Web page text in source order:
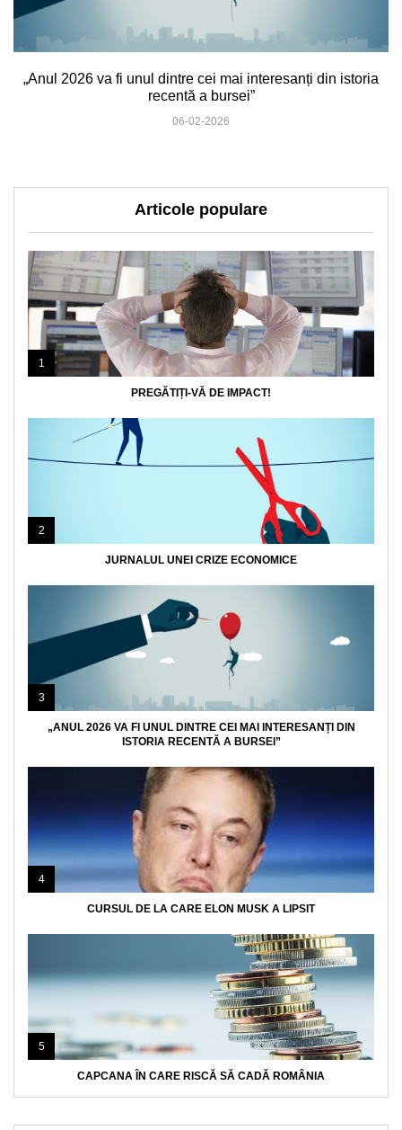
„Anul 2026 va fi unul dintre cei mai interesanți din istoria
recentă a bursei”
06-02-2026
Articole populare
1
PREGĂTIȚI-VĂ DE IMPACT!
2
JURNALUL UNEI CRIZE ECONOMICE
3
„ANUL 2026 VA FI UNUL DINTRE CEI MAI INTERESANȚI DIN
ISTORIA RECENTĂ A BURSEI”
4
CURSUL DE LA CARE ELON MUSK A LIPSIT
5
CAPCANA ÎN CARE RISCĂ SĂ CADĂ ROMÂNIA